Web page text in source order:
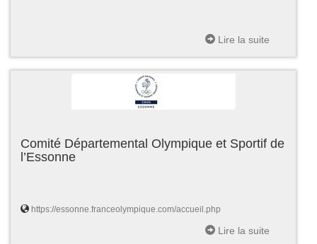
Lire la suite
Comité Départemental Olympique et Sportif de
l’Essonne
https://essonne.franceolympique.com/accueil.php
Lire la suite